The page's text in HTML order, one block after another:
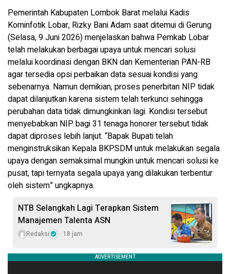
Pemerintah Kabupaten Lombok Barat melalui Kadis
Kominfotik Lobar, Rizky Bani Adam saat ditemui di Gerung
(Selasa, 9 Juni 2026) menjelaskan bahwa Pemkab Lobar
telah melakukan berbagai upaya untuk mencari solusi
melalui koordinasi dengan BKN dan Kementerian PAN-RB
agar tersedia opsi perbaikan data sesuai kondisi yang
sebenarnya. Namun demikian, proses penerbitan NIP tidak
dapat dilanjutkan karena sistem telah terkunci sehingga
perubahan data tidak dimungkinkan lagi. Kondisi tersebut
menyebabkan NIP bagi 31 tenaga honorer tersebut tidak
dapat diproses lebih lanjut. “Bapak Bupati telah
menginstruksikan Kepala BKPSDM untuk melakukan segala
upaya dengan semaksimal mungkin untuk mencari solusi ke
pusat, tapi ternyata segala upaya yang dilakukan terbentur
oleh sistem” ungkapnya.
NTB Selangkah Lagi Terapkan Sistem
Manajemen Talenta ASN
Redaksi 18 jam